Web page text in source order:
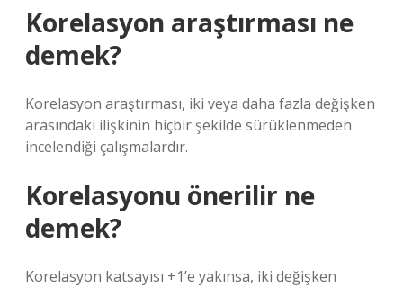
Korelasyon araştırması ne
demek?
Korelasyon araştırması, iki veya daha fazla değişken
arasındaki ilişkinin hiçbir şekilde sürüklenmeden
incelendiği çalışmalardır.
Korelasyonu önerilir ne
demek?
Korelasyon katsayısı +1’e yakınsa, iki değişken